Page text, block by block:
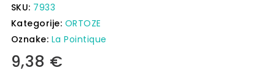
SKU: 7933
Kategorije: ORTOZE
Oznake: La Pointique
9,38 €